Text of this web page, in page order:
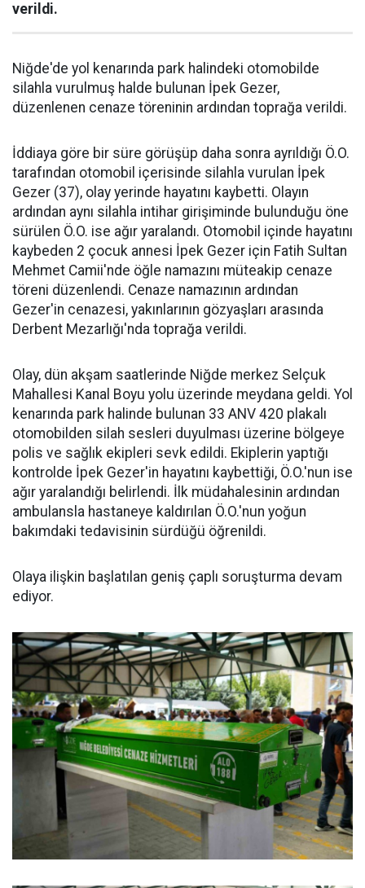
verildi.
Niğde'de yol kenarında park halindeki otomobilde
silahla vurulmuş halde bulunan İpek Gezer,
düzenlenen cenaze töreninin ardından toprağa verildi.
İddiaya göre bir süre görüşüp daha sonra ayrıldığı Ö.O.
tarafından otomobil içerisinde silahla vurulan İpek
Gezer (37), olay yerinde hayatını kaybetti. Olayın
ardından aynı silahla intihar girişiminde bulunduğu öne
sürülen Ö.O. ise ağır yaralandı. Otomobil içinde hayatını
kaybeden 2 çocuk annesi İpek Gezer için Fatih Sultan
Mehmet Camii'nde öğle namazını müteakip cenaze
töreni düzenlendi. Cenaze namazının ardından
Gezer'in cenazesi, yakınlarının gözyaşları arasında
Derbent Mezarlığı'nda toprağa verildi.
Olay, dün akşam saatlerinde Niğde merkez Selçuk
Mahallesi Kanal Boyu yolu üzerinde meydana geldi. Yol
kenarında park halinde bulunan 33 ANV 420 plakalı
otomobilden silah sesleri duyulması üzerine bölgeye
polis ve sağlık ekipleri sevk edildi. Ekiplerin yaptığı
kontrolde İpek Gezer'in hayatını kaybettiği, Ö.O.'nun ise
ağır yaralandığı belirlendi. İlk müdahalesinin ardından
ambulansla hastaneye kaldırılan Ö.O.'nun yoğun
bakımdaki tedavisinin sürdüğü öğrenildi.
Olaya ilişkin başlatılan geniş çaplı soruşturma devam
ediyor.